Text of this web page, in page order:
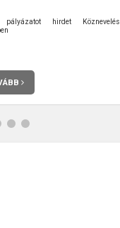
hirdet